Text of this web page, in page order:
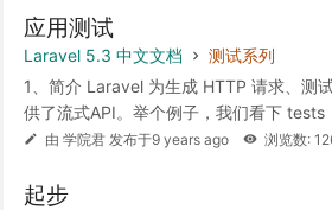
应用测试
Laravel 5.3 中文文档
测试系列
1、简介 Laravel 为生成 HTTP 请求、测
供了流式API。举个例子，我们看下 tests
由 学院君 发布于9 years ago 浏览数:
起步